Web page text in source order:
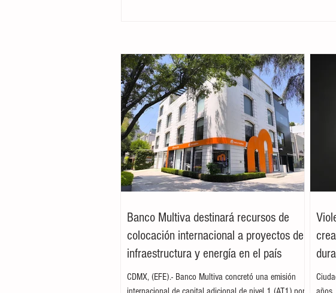
Banco Multiva destinará recursos de
colocación internacional a proyectos de
infraestructura y energía en el país
CDMX, (EFE).- Banco Multiva concretó una emisión